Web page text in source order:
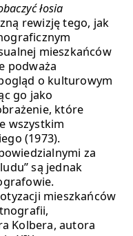
łosia
rewizję tego, jak
mieszkańców
podważa
o kulturowym
go jako
które
wszystkim
(1973).
za
są jednak
mieszkańców
Kolbera, autora